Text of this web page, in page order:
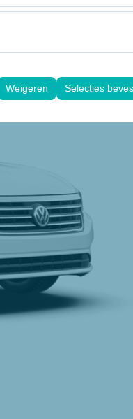
te tonen op basis van
klikfrequentie).
configuraties te
Weigeren Selecties